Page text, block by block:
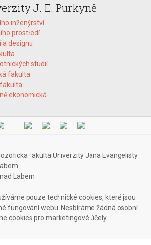
J. E. Purkyně
inženýrství
prostředí
a designu
studií
fakulta
ekonomická
fakulta Univerzity Jana Evangelisty
Labem
pouze technické cookies, které jsou
fungování webu. Nesbíráme žádná osobní
cookies pro marketingové účely.